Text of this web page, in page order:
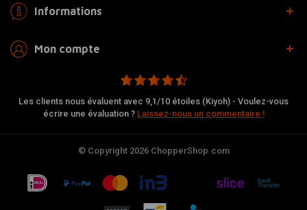
Informations
Mon compte
Les clients nous évaluent avec 9,1/10 étoiles (Kiyoh) - Voulez-vous
écrire une évaluation ? Laissez-nous un commentaire !
© Copyright 2026 ChopperShop.com